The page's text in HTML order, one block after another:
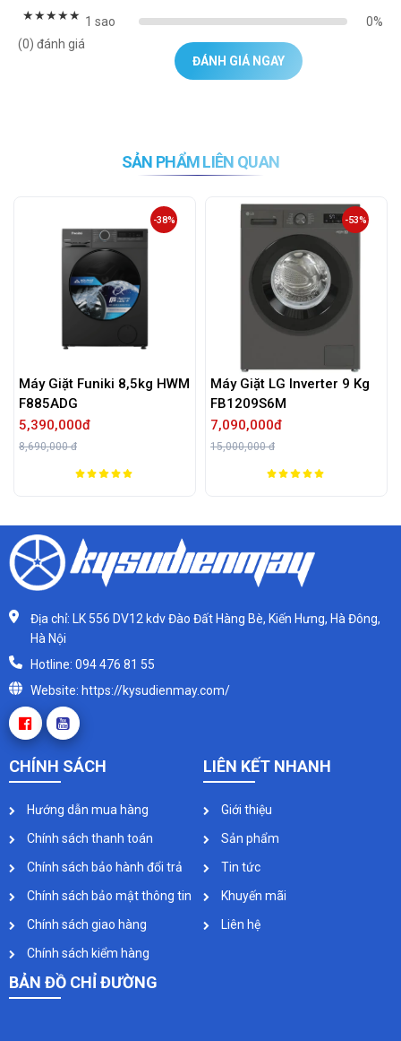
★★★★★
(0) đánh giá
1 sao 0%
ĐÁNH GIÁ NGAY
SẢN PHẨM LIÊN QUAN
Máy Giặt Funiki 8,5kg HWM
F885ADG
5,390,000đ
8,690,000 đ
-38%
Máy Giặt LG Inverter 9 Kg
FB1209S6M
7,090,000đ
15,000,000 đ
-53%
Địa chỉ: LK 556 DV12 kdv Đào Đất Hàng Bè, Kiến Hưng, Hà Đông,
Hà Nội
Hotline: 094 476 81 55
Website: https://kysudienmay.com/
CHÍNH SÁCH
Hướng dẫn mua hàng
Chính sách thanh toán
Chính sách bảo hành đổi trả
Chính sách bảo mật thông tin
Chính sách giao hàng
Chính sách kiểm hàng
LIÊN KẾT NHANH
Giới thiệu
Sản phẩm
Tin tức
Khuyến mãi
Liên hệ
BẢN ĐỒ CHỈ ĐƯỜNG